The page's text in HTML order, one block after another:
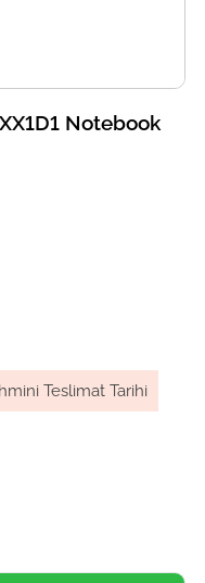
Notebook
Teslimat Tarihi